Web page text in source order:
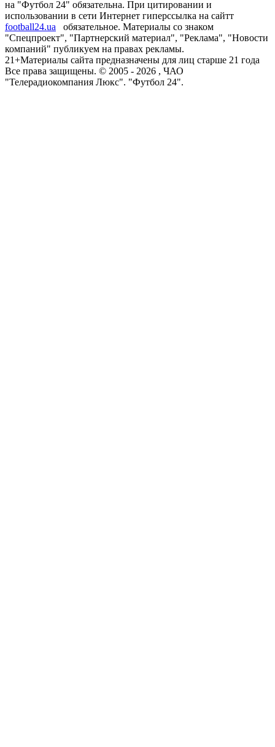
на "Футбол 24" обязательна. При цитировании и
использовании в сети Интернет гиперссылка на сайтт
football24.ua
обязательное. Материалы со знаком
"Спецпроект", "Партнерский материал", "Реклама", "Новости
компаний" публикуем на правах рекламы.
21+Материалы сайта предназначены для лиц старше 21 года
Все права защищены. © 2005 - 2026 , ЧАО
"Телерадиокомпания Люкс". "Футбол 24".